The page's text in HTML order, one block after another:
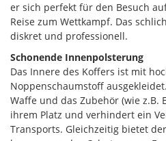
er sich perfekt für den Besuch
Reise zum Wettkampf. Das
diskret und professionell.
Schonende Innenpolsterung
Das Innere des Koffers ist mit
Noppenschaumstoff
Waffe und das Zubehör (wie z.B.
ihrem Platz und verhindert ein
Transports. Gleichzeitig bietet